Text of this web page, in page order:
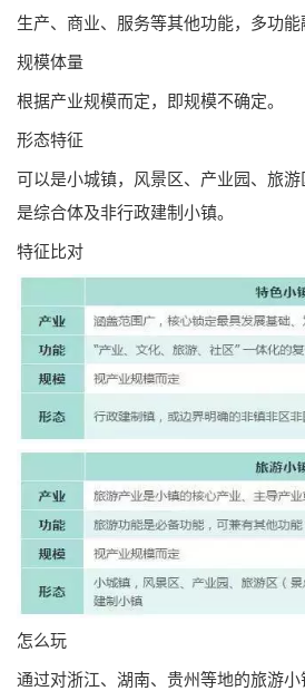
生产、商业、服务等其他功能，多功能
规模体量
根据产业规模而定，即规模不确定。
形态特征
可以是小城镇，风景区、产业园、旅
是综合体及非行政建制小镇。
特征比对
怎么玩
通过对浙江、湖南、贵州等地的旅游